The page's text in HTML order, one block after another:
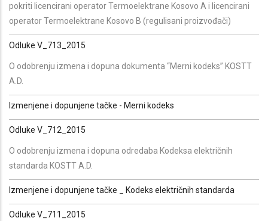
pokriti licencirani operator Termoelektrane Kosovo A i licencirani
operator Termoelektrane Kosovo B (regulisani proizvođači)
Odluke V_713_2015
O odobrenju izmena i dopuna dokumenta “Merni kodeks” KOSTT
A.D.
Izmenjene i dopunjene tačke - Merni kodeks
Odluke V_712_2015
O odobrenju izmena i dopuna odredaba Kodeksa električnih
standarda KOSTT A.D.
Izmenjene i dopunjene tačke _ Kodeks električnih standarda
Odluke V_711_2015